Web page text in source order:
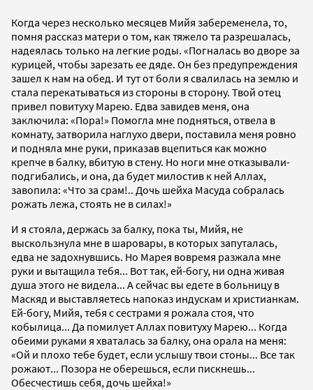
Когда через несколько месяцев Мийя забеременела, то,
помня рассказ матери о том, как тяжело та разрешалась,
надеялась только на легкие роды. «Погналась во дворе за
курицей, чтобы зарезать ее дяде. Он без предупреждения
зашел к нам на обед. И тут от боли я свалилась на землю и
стала перекатываться из стороны в сторону. Твой отец
привел повитуху Марею. Едва завидев меня, она
заключила: «Пора!» Помогла мне подняться, отвела в
комнату, затворила наглухо двери, поставила меня ровно
и подняла мне руки, приказав вцепиться как можно
крепче в балку, вбитую в стену. Но ноги мне отказывали-
подгибались, и она, да будет милостив к ней Аллах,
завопила: «Что за срам!.. Дочь шейха Масуда собралась
рожать лежа, стоять не в силах!»
И я стояла, держась за балку, пока ты, Мийя, не
выскользнула мне в шаровары, в которых запуталась,
едва не задохнувшись. Но Марея вовремя разжала мне
руки и вытащила тебя... Вот так, ей-богу, ни одна живая
душа этого не видела... А сейчас вы едете в больницу в
Маскяд и выставляетесь напоказ индускам и христианкам.
Ей-богу, Мийя, тебя с сестрами я рожала стоя, что
кобылица... Да помилует Аллах повитуху Марею... Когда
обеими руками я хваталась за балку, она орала на меня:
«Ой и плохо тебе будет, если услышу твои стоны... Все так
рожают... Позора не оберешься, если пискнешь...
Обесчестишь себя, дочь шейха!»